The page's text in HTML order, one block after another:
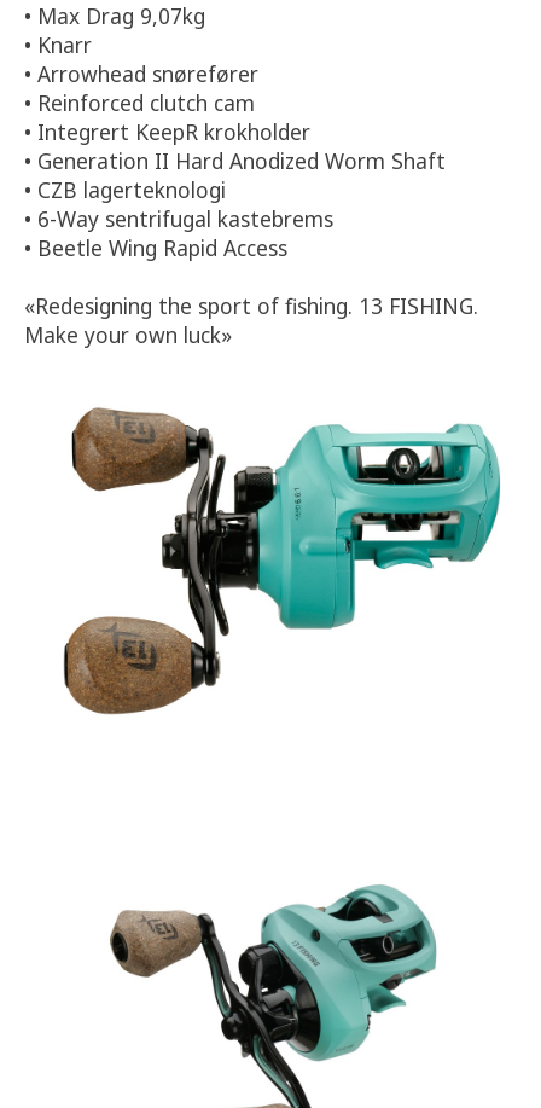
• Max Drag 9,07kg
• Knarr
• Arrowhead snørefører
• Reinforced clutch cam
• Integrert KeepR krokholder
• Generation II Hard Anodized Worm Shaft
• CZB lagerteknologi
• 6-Way sentrifugal kastebrems
• Beetle Wing Rapid Access
«Redesigning the sport of fishing. 13 FISHING.
Make your own luck»